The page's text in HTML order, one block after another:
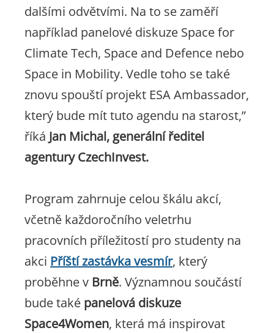
dalšími odvětvími. Na to se zaměří
například panelové diskuze Space for
Climate Tech, Space and Defence nebo
Space in Mobility. Vedle toho se také
znovu spouští projekt ESA Ambassador,
který bude mít tuto agendu na starost,”
říká Jan Michal, generální ředitel
agentury CzechInvest.
Program zahrnuje celou škálu akcí,
včetně každoročního veletrhu
pracovních příležitostí pro studenty na
akci Příští zastávka vesmír, který
proběhne v Brně. Významnou součástí
bude také panelová diskuze
Space4Women, která má inspirovat